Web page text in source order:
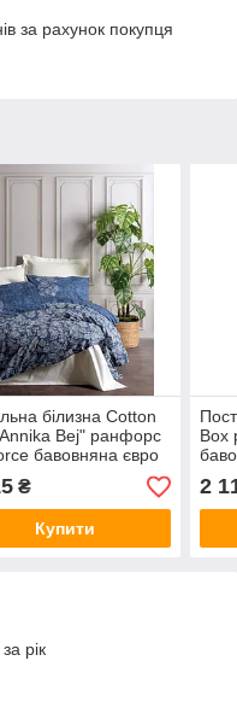
за рахунок покупця
білизна Cotton
Bej" ранфорс
бавовняна євро
Туреччина
₴
Купити
Box
2
рік